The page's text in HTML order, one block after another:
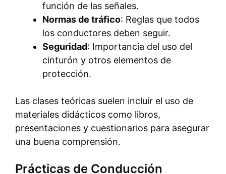
función de las señales.
Normas de tráfico: Reglas que todos
los conductores deben seguir.
Seguridad: Importancia del uso del
cinturón y otros elementos de
protección.
Las clases teóricas suelen incluir el uso de
materiales didácticos como libros,
presentaciones y cuestionarios para asegurar
una buena comprensión.
Prácticas de Conducción